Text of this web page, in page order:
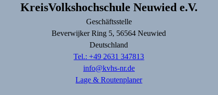
KreisVolkshochschule Neuwied e.V.
Geschäftsstelle
Beverwijker Ring 5, 56564Neuwied
Deutschland
Tel.: +49 2631 347813
info@kvhs-nr.de
Lage & Routenplaner